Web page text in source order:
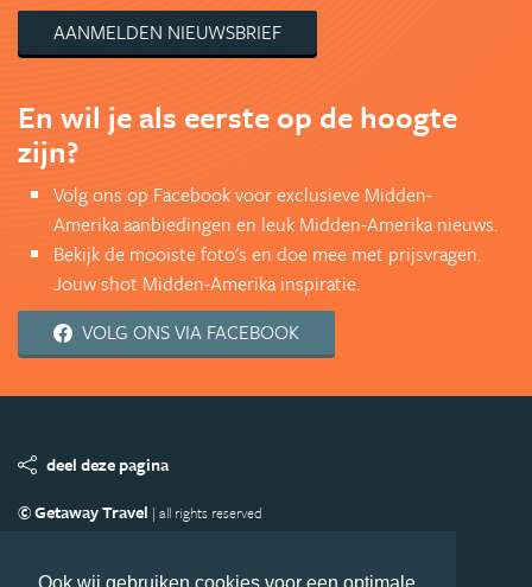
Ook wij gebruiken cookies voor een optimale
AANMELDEN NIEUWSBRIEF
En wil je als eerste op de hoogte
zijn?
Volg ons op Facebook voor exclusieve Midden-
Amerika aanbiedingen en leuk Midden-Amerika nieuws.
Bekijk de mooiste foto's en doe mee met prijsvragen.
Jouw shot Midden-Amerika inspiratie.
VOLG ONS VIA FACEBOOK
deel deze pagina
© Getaway Travel | all rights reserved
Copyright
Privacy statement Disclaimer Cookies